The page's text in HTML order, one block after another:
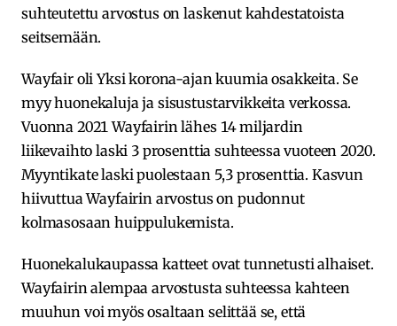
suhteutettu arvostus on laskenut kahdestatoista
seitsemään.
Wayfair oli Yksi korona-ajan kuumia osakkeita. Se
myy huonekaluja ja sisustustarvikkeita verkossa.
Vuonna 2021 Wayfairin lähes 14 miljardin
liikevaihto laski 3 prosenttia suhteessa vuoteen 2020.
Myyntikate laski puolestaan 5,3 prosenttia. Kasvun
hiivuttua Wayfairin arvostus on pudonnut
kolmasosaan huippulukemista.
Huonekalukaupassa katteet ovat tunnetusti alhaiset.
Wayfairin alempaa arvostusta suhteessa kahteen
muuhun voi myös osaltaan selittää se, että